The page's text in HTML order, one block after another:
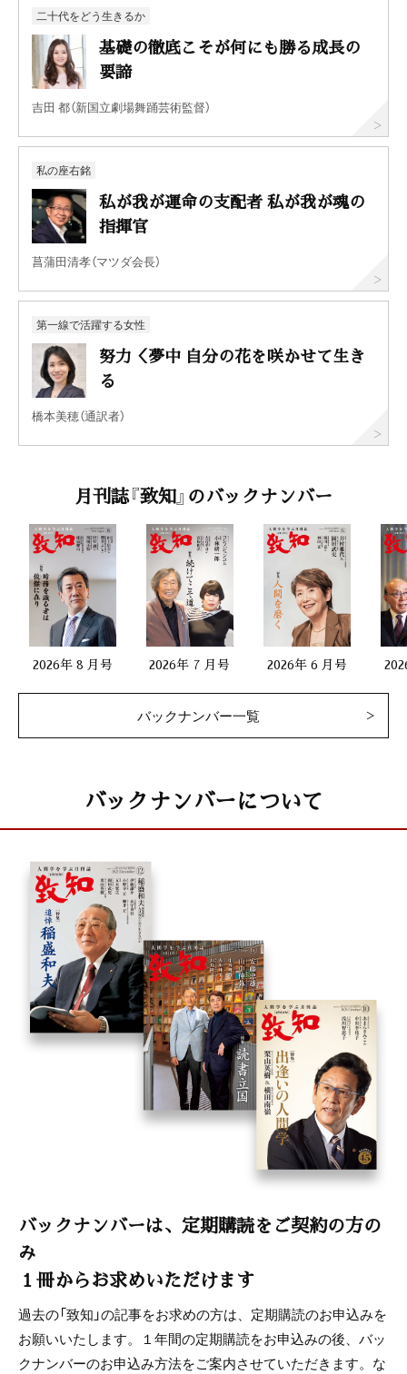
二十代をどう生きるか
基礎の徹底こそが何にも勝る成長の
要諦
吉田 都（新国立劇場舞踊芸術監督）
私の座右銘
私が我が運命の支配者 私が我が魂の
指揮官
菖蒲田清孝（マツダ会長）
第一線で活躍する女性
努力＜夢中 自分の花を咲かせて生き
る
橋本美穂（通訳者）
月刊誌『致知』のバックナンバー
2026年 8 月号 2026年 7 月号 2026年 6 月号
バックナンバー一覧
バックナンバーについて
バックナンバーは、定期購読をご契約の方の
み
１冊からお求めいただけます
過去の「致知」の記事をお求めの方は、定期購読のお申込みを
お願いいたします。１年間の定期購読をお申込みの後、バッ
クナンバーのお申込み方法をご案内させていただきます。な